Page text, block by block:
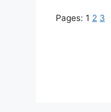
Pages: 1 2 3